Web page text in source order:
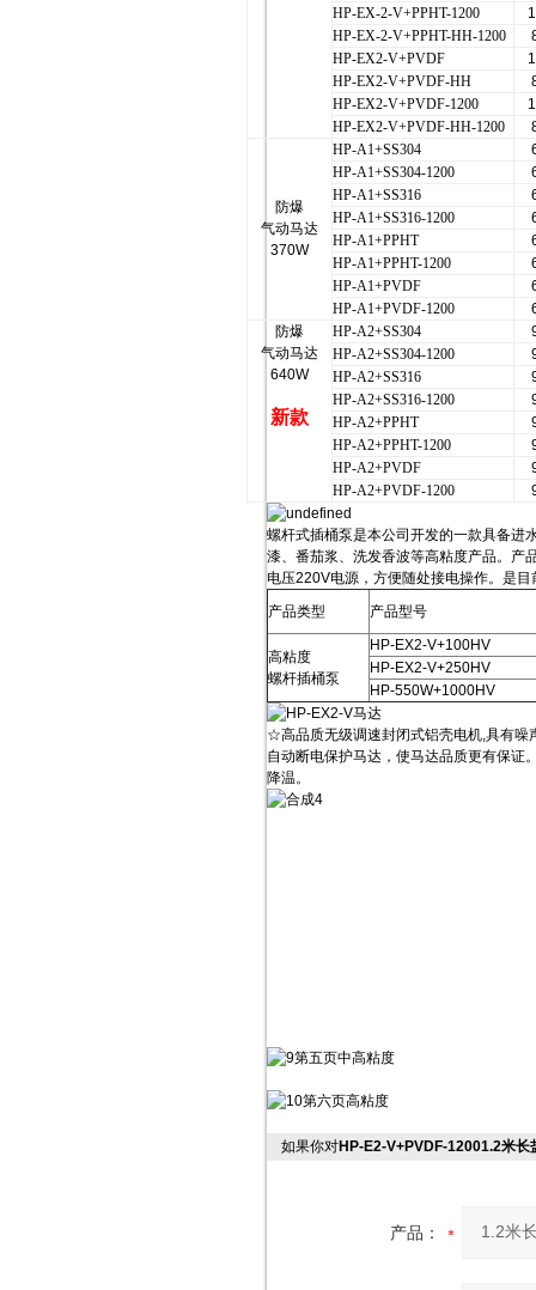
HP-EX-2-V+PPHT-1200
HP-EX-2-V+PPHT-HH-1200
HP-EX2-V+PVDF
HP-EX2-V+PVDF-HH
HP-EX2-V+PVDF-1200
HP-EX2-V+PVDF-HH-1200
防爆
气动马达
370W
HP-A1+SS304
HP-A1+SS304-1200
HP-A1+SS316
HP-A1+SS316-1200
HP-A1+PPHT
HP-A1+PPHT-1200
HP-A1+PVDF
HP-A1+PVDF-1200
防爆
气动马达
640W
新款
HP-A2+SS304
HP-A2+SS304-1200
HP-A2+SS316
HP-A2+SS316-1200
HP-A2+PPHT
HP-A2+PPHT-1200
HP-A2+PVDF
HP-A2+PVDF-1200
螺杆式插桶泵是本公司开发的一款具备进
漆、番茄浆、洗发香波等高粘度产品。产
电压220V电源，方便随处接电操作。是
产品类型
产品型号
高粘度
螺杆插桶泵
HP-EX2-V+100HV
HP-EX2-V+250HV
HP-550W+1000HV
☆高品质无级调速封闭式铝壳电机,具有噪
自动断电保护马达，使马达品质更有保证
降温。
如果你对HP-E2-V+PVDF-12001.2米长
产品：